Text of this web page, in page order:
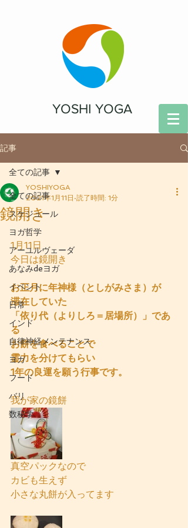
YOSHI YOGA
記事
全ての記事
スケジュール
ヨガ哲学
アーユルヴェーダ
あなみdeヨガ
イベント
日常
インド
自律神経メンテナンス
ヨガ
フード
バリ
数秘学
全ての記事
鏡開き
YOSHIYOGA
2021年1月11日 読了時間: 1分
1月11日
今日は鏡開き
お正月に年神様（としがみさま）が
滞在していた
「依り代（よりしろ＝居場所）」であ
る
お餅を食べることで
霊力を分けてもらい
1年の良運を願う行事です。
我が家の鏡餅
真空パックなので
カビも生えず
小さな丸餅が入ってます